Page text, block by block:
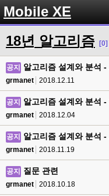
Mobile XE
18년 알고리즘 [0]
공지 알고리즘 설계와 분석
grmanet 2018.12.11
공지 알고리즘 설계와 분석 -
grmanet 2018.12.04
공지 알고리즘 설계와 분석
grmanet 2018.11.19
공지 질문 관련
grmanet 2018.10.18